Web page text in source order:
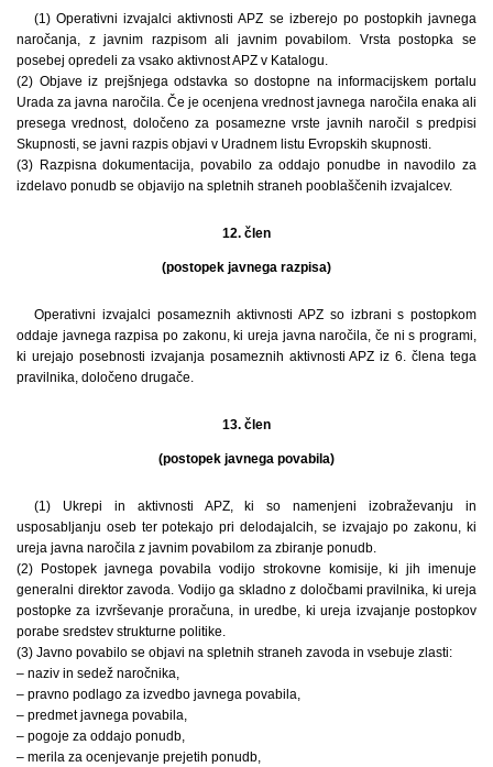
(1) Operativni izvajalci aktivnosti APZ se izberejo po postopkih javnega
naročanja, z javnim razpisom ali javnim povabilom. Vrsta postopka se
posebej opredeli za vsako aktivnost APZ v Katalogu.
(2) Objave iz prejšnjega odstavka so dostopne na informacijskem portalu
Urada za javna naročila. Če je ocenjena vrednost javnega naročila enaka ali
presega vrednost, določeno za posamezne vrste javnih naročil s predpisi
Skupnosti, se javni razpis objavi v Uradnem listu Evropskih skupnosti.
(3) Razpisna dokumentacija, povabilo za oddajo ponudbe in navodilo za
izdelavo ponudb se objavijo na spletnih straneh pooblaščenih izvajalcev.
12. člen
(postopek javnega razpisa)
Operativni izvajalci posameznih aktivnosti APZ so izbrani s postopkom
oddaje javnega razpisa po zakonu, ki ureja javna naročila, če ni s programi,
ki urejajo posebnosti izvajanja posameznih aktivnosti APZ iz 6. člena tega
pravilnika, določeno drugače.
13. člen
(postopek javnega povabila)
(1) Ukrepi in aktivnosti APZ, ki so namenjeni izobraževanju in
usposabljanju oseb ter potekajo pri delodajalcih, se izvajajo po zakonu, ki
ureja javna naročila z javnim povabilom za zbiranje ponudb.
(2) Postopek javnega povabila vodijo strokovne komisije, ki jih imenuje
generalni direktor zavoda. Vodijo ga skladno z določbami pravilnika, ki ureja
postopke za izvrševanje proračuna, in uredbe, ki ureja izvajanje postopkov
porabe sredstev strukturne politike.
(3) Javno povabilo se objavi na spletnih straneh zavoda in vsebuje zlasti:
– naziv in sedež naročnika,
– pravno podlago za izvedbo javnega povabila,
– predmet javnega povabila,
– pogoje za oddajo ponudb,
– merila za ocenjevanje prejetih ponudb,